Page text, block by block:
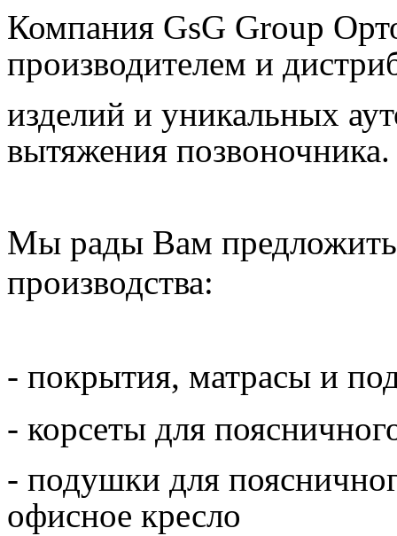
Компания GsG Group
производителем и
изделий и уникальных
вытяжения позвоночника.
Мы рады Вам предложить
производства:
- покрытия, матрасы и
- корсеты для
- подушки для
офисное кресло